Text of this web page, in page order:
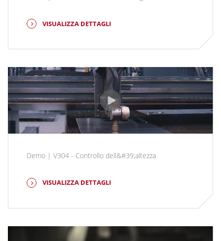
VISUALIZZA DETTAGLI
Demo | V304 - Controllo dell&#39;altezza
VISUALIZZA DETTAGLI